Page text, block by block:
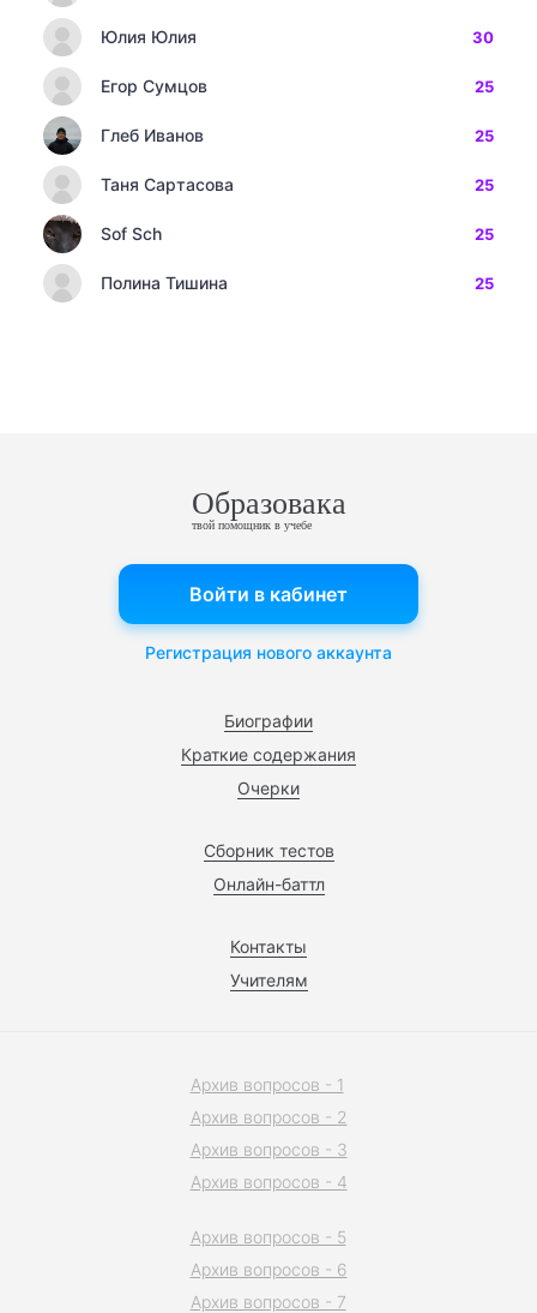
Юлия Юлия 30
Егор Сумцов 25
Глеб Иванов 25
Таня Сартасова 25
Sof Sch 25
Полина Тишина 25
Образовака
твой помощник в учебе
Биографии
Краткие содержания
Очерки
Сборник тестов
Онлайн-баттл
Контакты
Учителям
Войти в кабинет
Регистрация нового аккаунта
Архив вопросов - 1
Архив вопросов - 2
Архив вопросов - 3
Архив вопросов - 4
Архив вопросов - 5
Архив вопросов - 6
Архив вопросов - 7